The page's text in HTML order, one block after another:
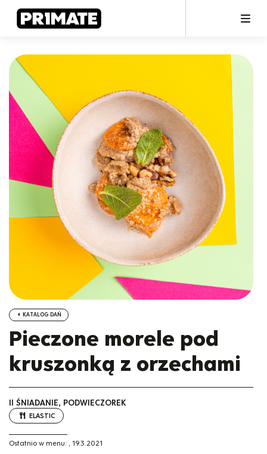
KATALOG DAŃ
Pieczone morele pod
kruszonką z orzechami
II ŚNIADANIE, PODWIECZOREK
ELASTIC
Ostatnio w menu: , 19.3.2021